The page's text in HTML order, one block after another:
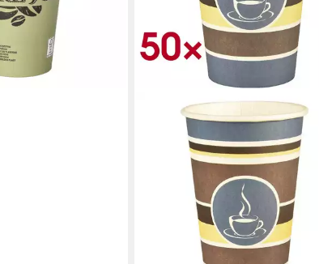
PAPSTAR
Becher To Go, 50-tlg., Pappe, 300
ml, Trinkbecher / Pappbecher für
Heißgetränke geeignet
ab 6,32 €
lieferbar - in 5-6 Werktagen bei dir